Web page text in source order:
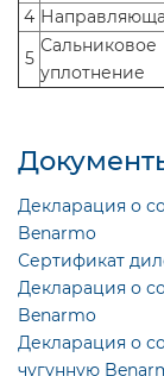
4
5
Сальниковое
уплотнение
Декларация о
Benarmo
Сертификат
Декларация о
Benarmo
Декларация о
чугунную